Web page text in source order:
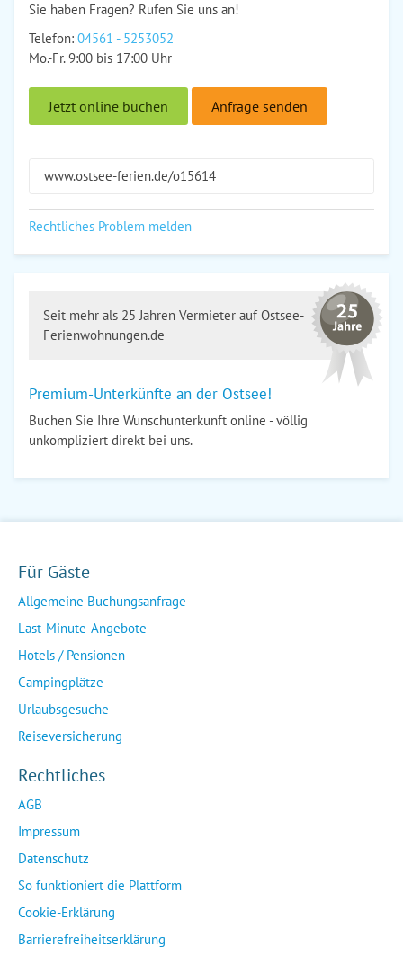
Sie haben Fragen? Rufen Sie uns an!
Telefon: 04561 - 5253052
Mo.-Fr. 9:00 bis 17:00 Uhr
Jetzt online buchen Anfrage senden
www.ostsee-ferien.de/o15614
Rechtliches Problem melden
Seit mehr als 25 Jahren Vermieter auf Ostsee-
Ferienwohnungen.de
Premium-Unterkünfte an der Ostsee!
Buchen Sie Ihre Wunschunterkunft online - völlig
unkompliziert direkt bei uns.
Für Gäste
Allgemeine Buchungsanfrage
Last-Minute-Angebote
Hotels / Pensionen
Campingplätze
Urlaubsgesuche
Reiseversicherung
Rechtliches
AGB
Impressum
Datenschutz
So funktioniert die Plattform
Cookie-Erklärung
Barrierefreiheitserklärung